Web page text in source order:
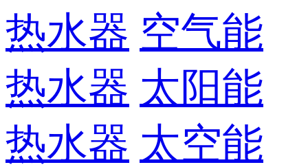
热水器 空气能
热水器 太阳能
热水器 太空能